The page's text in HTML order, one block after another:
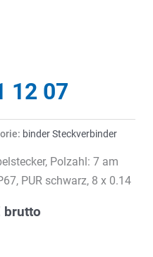
12 07
binder Steckverbinder
Polzahl: 7 am
PUR schwarz, 8 x 0.14
brutto